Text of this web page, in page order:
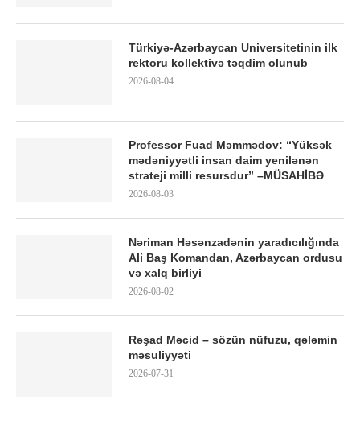
Türkiyə-Azərbaycan Universitetinin ilk
rektoru kollektivə təqdim olunub
2026-08-04
Professor Fuad Məmmədov: “Yüksək
mədəniyyətli insan daim yenilənən
strateji milli resursdur” –MÜSAHİBƏ
2026-08-03
Nəriman Həsənzadənin yaradıcılığında
Ali Baş Komandan, Azərbaycan ordusu
və xalq birliyi
2026-08-02
Rəşad Məcid – sözün nüfuzu, qələmin
məsuliyyəti
2026-07-31